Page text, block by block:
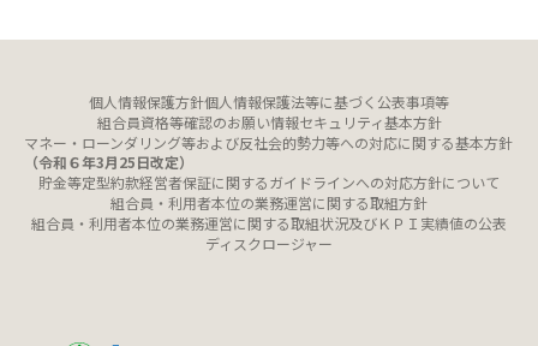
個人情報保護方針個人情報保護法等に基づく公表事項等
組合員資格等確認のお願い情報セキュリティ基本方針
マネー・ローンダリング等および反社会的勢力等への対応に関する基本方針
（令和６年3月25日改定）
貯金等定型約款経営者保証に関するガイドラインへの対応方針について
組合員・利用者本位の業務運営に関する取組方針
組合員・利用者本位の業務運営に関する取組状況及びＫＰＩ実績値の公表
ディスクロージャー